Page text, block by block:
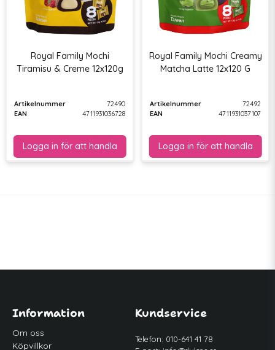
Royal Family Mochi
Tiramisu & Creme 12x120g
Artikelnummer
72490
EAN
4711931036728
Royal Family Mochi Creamy
Matcha Latte 12x120 G
Artikelnummer
72492
EAN
4711931037107
Information
Om oss
Köpvillkor
Kundservice
Telefon: 010-641 41 78